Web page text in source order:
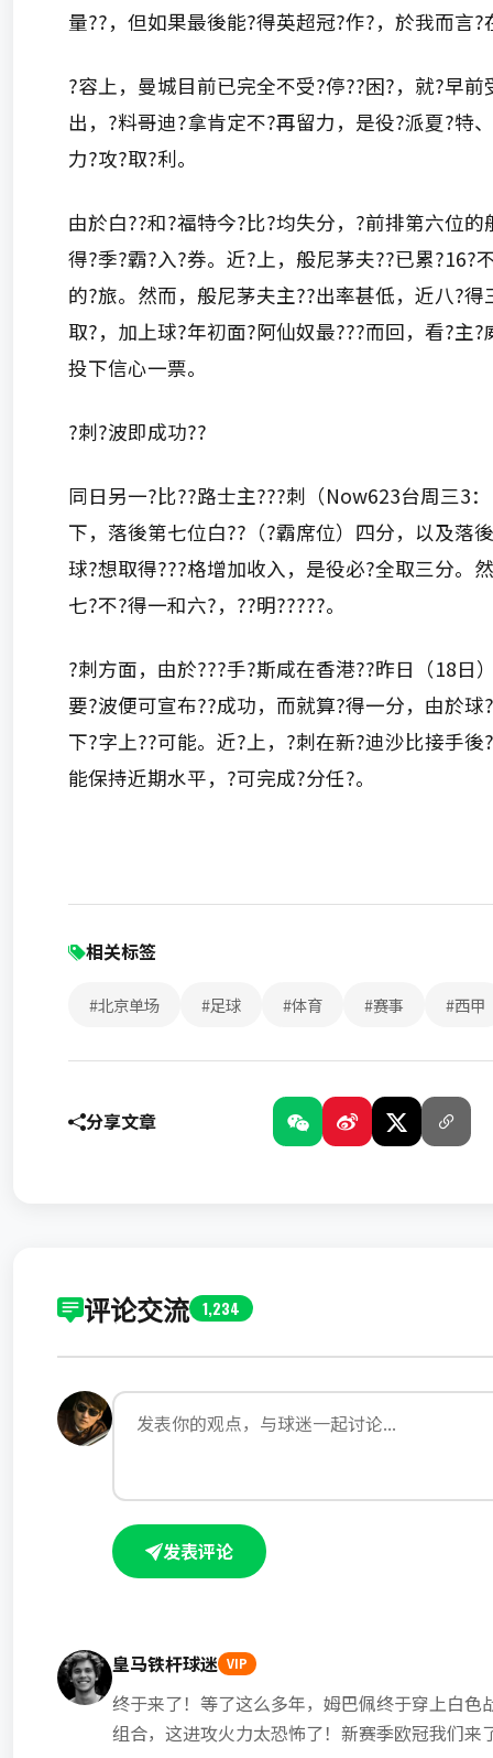
量??，但如果最後能?得英超冠?作?，於我而言
?容上，曼城目前已完全不受?停??困?，就?早
出，?料哥迪?拿肯定不?再留力，是役?派夏?特
力?攻?取?利。
由於白??和?福特今?比?均失分，?前排第六位
得?季?霸?入?券。近?上，般尼茅夫??已累?16?
的?旅。然而，般尼茅夫主??出率甚低，近八?
取?，加上球?年初面?阿仙奴最???而回，看?主
投下信心一票。
?刺?波即成功??
同日另一?比??路士主???刺（Now623台周三3
下，落後第七位白??（?霸席位）四分，以及落
球?想取得???格增加收入，是役必?全取三分。
七?不?得一和六?，??明?????。
?刺方面，由於???手?斯咸在香港??昨日（18日
要?波便可宣布??成功，而就算?得一分，由於
下?字上??可能。近?上，?刺在新?迪沙比接手
能保持近期水平，?可完成?分任?。
相关标签
#北京单场 #足球 #体育 #赛事 #西甲
分享文章
评论交流 1,234
发表评论
皇马铁杆球迷 VIP
终于来了！等了这么多年，姆巴佩终于穿上白
组合，这进攻火力太恐怖了！新赛季欧冠我们来